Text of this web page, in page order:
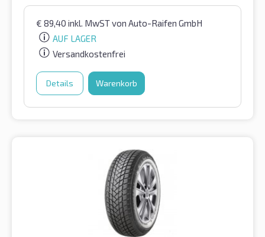
€ 89,40 inkl. MwSTvon Auto-Raifen GmbH
AUF LAGER
Versandkostenfrei
Details Warenkorb